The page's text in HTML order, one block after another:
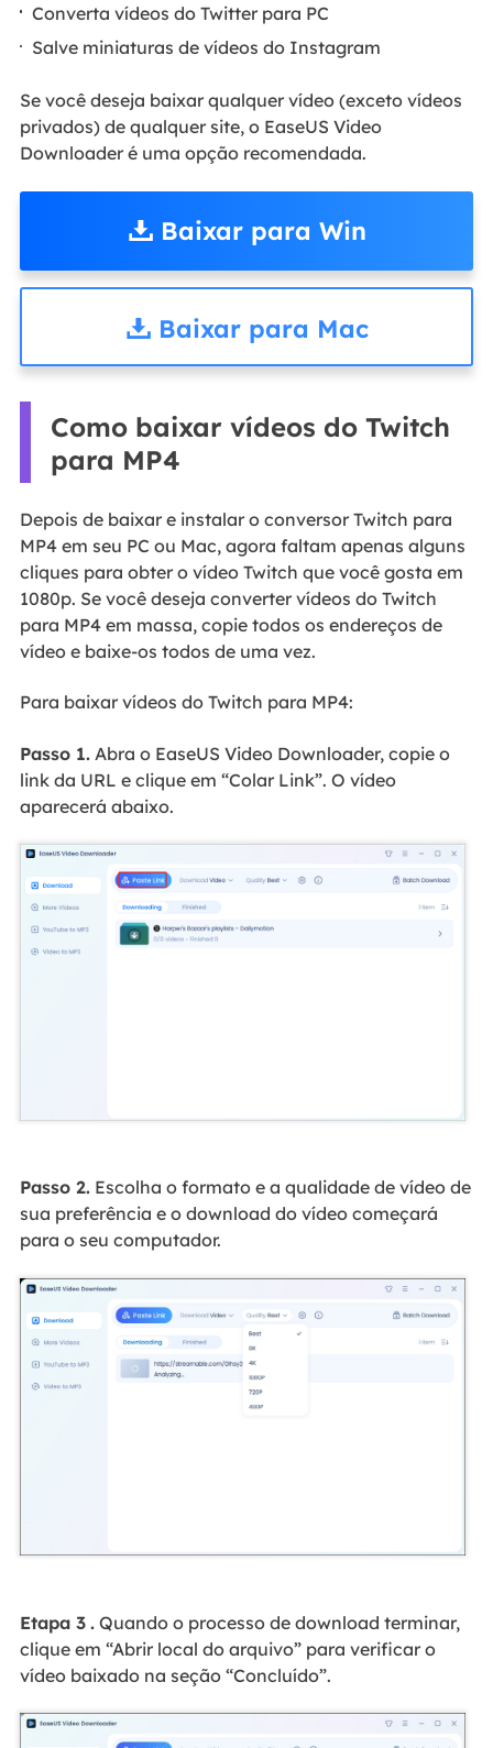
Converta vídeos do Twitter para PC
Salve miniaturas de vídeos do Instagram
Se você deseja baixar qualquer vídeo (exceto vídeos
privados) de qualquer site, o EaseUS Video
Downloader é uma opção recomendada.
Baixar para Win
Baixar para Mac
Como baixar vídeos do Twitch
para MP4
Depois de baixar e instalar o conversor Twitch para
MP4 em seu PC ou Mac, agora faltam apenas alguns
cliques para obter o vídeo Twitch que você gosta em
1080p. Se você deseja converter vídeos do Twitch
para MP4 em massa, copie todos os endereços de
vídeo e baixe-os todos de uma vez.
Para baixar vídeos do Twitch para MP4:
Passo 1.Abra o EaseUS Video Downloader, copie o
link da URL e clique em “Colar Link”. O vídeo
aparecerá abaixo.
Passo 2.Escolha o formato e a qualidade de vídeo de
sua preferência e o download do vídeo começará
para o seu computador.
Etapa 3 .Quando o processo de download terminar,
clique em “Abrir local do arquivo” para verificar o
vídeo baixado na seção “Concluído”.